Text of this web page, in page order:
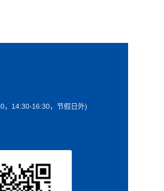
，14:30-16:30，节假日外)